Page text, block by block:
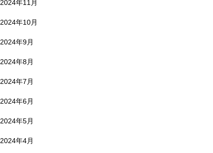
2024年11月
2024年10月
2024年9月
2024年8月
2024年7月
2024年6月
2024年5月
2024年4月